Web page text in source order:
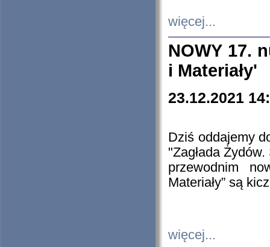
więcej...
NOWY 17.
i Materiały'
23.12.2021
Dziś oddajemy
"Zagłada
przewodnim
Materiały” są
więcej...